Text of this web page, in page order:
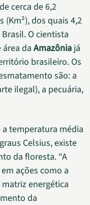
cerca de 6,2
dos quais 4,2
O cientista
da Amazônia já
brasileiro. Os
são: a
ilegal), a pecuária,
temperatura média
Celsius, existe
da floresta. “A
ações como a
energética
da